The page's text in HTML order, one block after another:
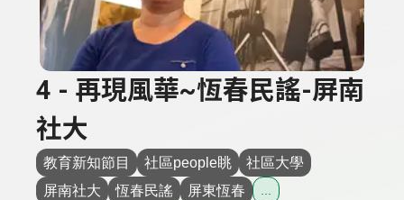
4 - 再現風華~恆春民謠-屏南
社大
教育新知節目 社區people眺
社區大學
屏南社大
恆春民謠 屏東恆春